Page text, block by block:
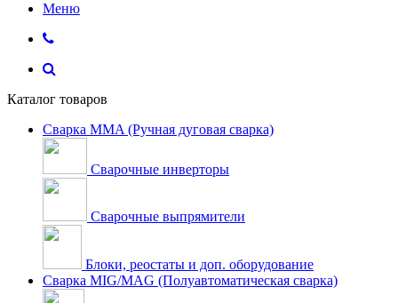
Меню
Каталог товаров
Сварка MMA (Ручная дуговая сварка)
Сварочные инверторы
Сварочные выпрямители
Блоки, реостаты и доп. оборудование
Сварка MIG/MAG (Полуавтоматическая сварка)